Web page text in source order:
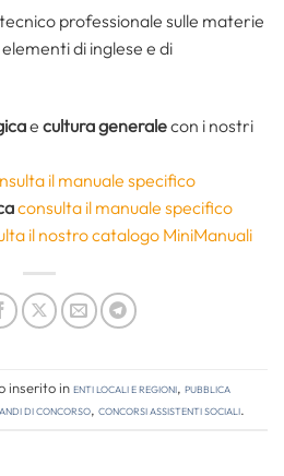
professionale sulle materie
di inglese e di
e cultura generalecon i nostri
il manuale specifico
consulta il manuale specifico
il nostro catalogo MiniManuali
inserito inEnti locali e regioni, Pubblica
di concorso, concorsi assistenti sociali.